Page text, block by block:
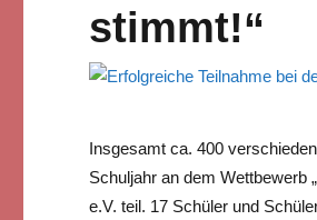
stimmt!“
Insgesamt ca. 400
Schuljahr an dem Wettbewerb
e.V. teil. 17 Schüler und